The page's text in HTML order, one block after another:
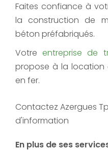
Faites confiance à
la construction de
béton préfabriqués.
Votreentreprise de
propose à la location
en fer.
Contactez Azergues
d'information
En plus de ses